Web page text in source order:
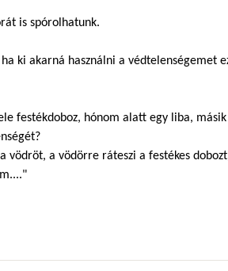
is spórolhatunk.
ki akarná használni a védtelenségemet
festékdoboz, hónom alatt egy liba,
a vödörre ráteszi a festékes